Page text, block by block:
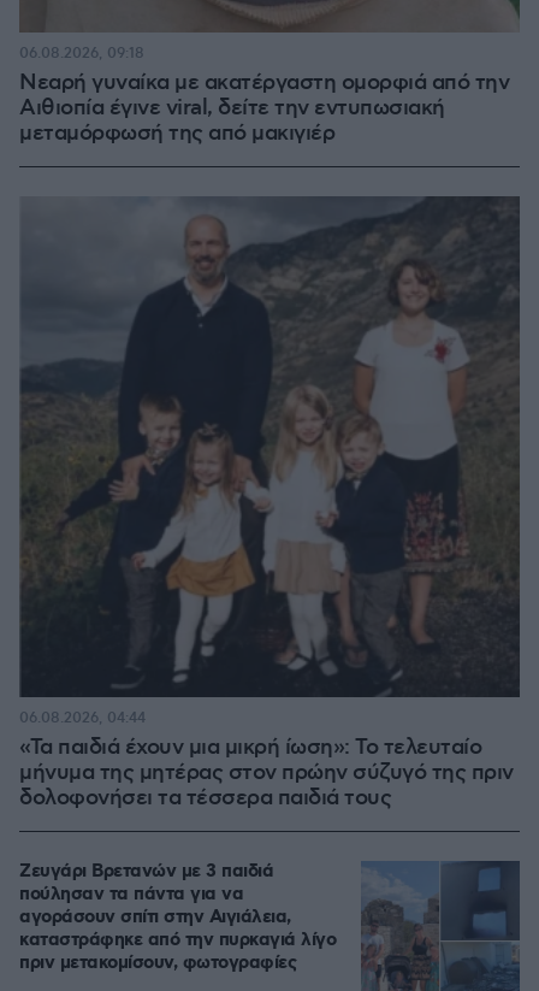
Νεαρή γυναίκα με ακατέργαστη ομορφιά από την
Αιθιοπία έγινε viral, δείτε την εντυπωσιακή
μεταμόρφωσή της από μακιγιέρ
06.08.2026, 09:18
«Τα παιδιά έχουν μια μικρή ίωση»: Το τελευταίο
μήνυμα της μητέρας στον πρώην σύζυγό της πριν
δολοφονήσει τα τέσσερα παιδιά τους
06.08.2026, 04:44
Ζευγάρι Βρετανών με 3 παιδιά
πούλησαν τα πάντα για να
αγοράσουν σπίτι στην Αιγιάλεια,
καταστράφηκε από την πυρκαγιά λίγο
πριν μετακομίσουν, φωτογραφίες